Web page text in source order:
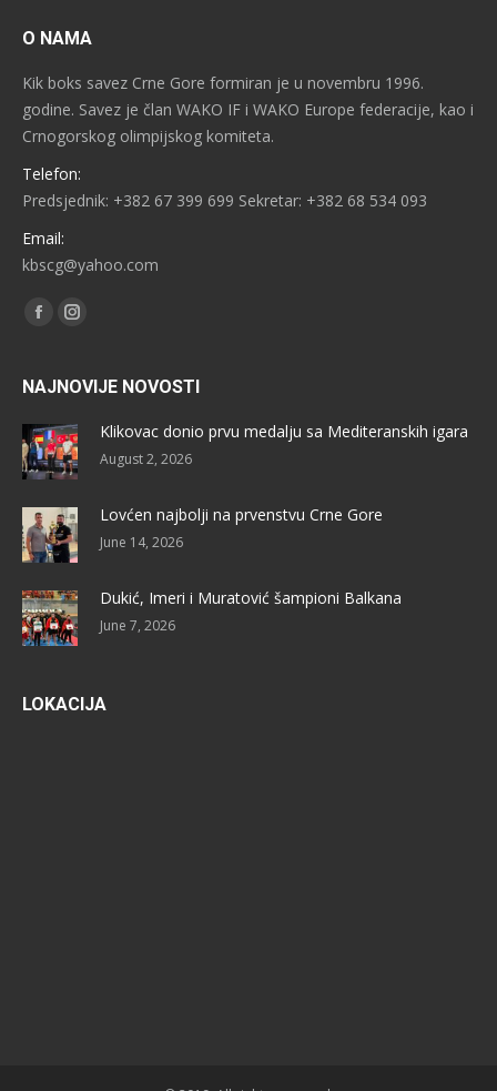
O NAMA
Kik boks savez Crne Gore formiran je u novembru 1996.
godine. Savez je član WAKO IF i WAKO Europe federacije, kao i
Crnogorskog olimpijskog komiteta.
Telefon:
Predsjednik: +382 67 399 699 Sekretar: +382 68 534 093
Email:
kbscg@yahoo.com
Find us on:
FacebookInstagram
NAJNOVIJE NOVOSTI
Klikovac donio prvu medalju sa Mediteranskih igara
August 2, 2026
Lovćen najbolji na prvenstvu Crne Gore
June 14, 2026
Dukić, Imeri i Muratović šampioni Balkana
June 7, 2026
LOKACIJA